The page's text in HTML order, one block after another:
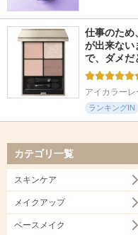
仕事のため
が出来ない
で、ダメ
アイカラーレ
ランキングIN
カテゴリ一覧
スキンケア
メイクアップ
ベースメイク